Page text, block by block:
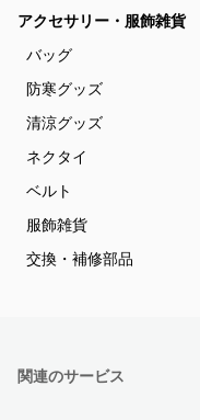
アクセサリー・服飾雑貨
バッグ
防寒グッズ
清涼グッズ
ネクタイ
ベルト
服飾雑貨
交換・補修部品
関連のサービス